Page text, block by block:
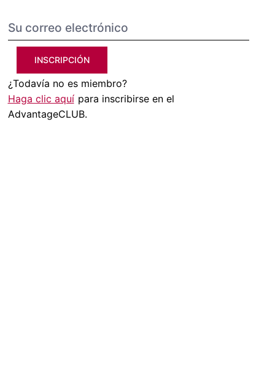
INSCRIPCIÓN
¿Todavía no es miembro?
Haga clic aquí para inscribirse en el
AdvantageCLUB.